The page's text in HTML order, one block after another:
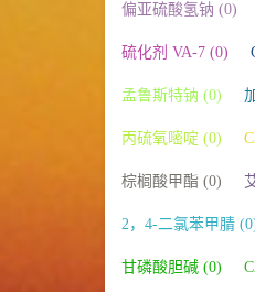
偏亚硫酸氢钠 (0)
硫化剂 VA-7 (0)
孟鲁斯特钠 (0)
丙硫氧嘧啶 (0)
棕榈酸甲酯 (0)
2，4-二氯苯甲腈
甘磷酸胆碱 (0)